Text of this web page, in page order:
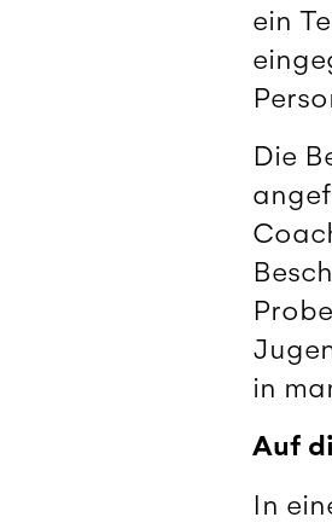
ein
Die
in
Auf
In